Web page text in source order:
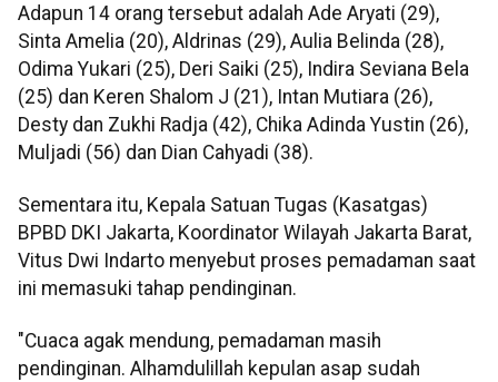
Adapun 14 orang tersebut adalah Ade Aryati (29),
Sinta Amelia (20), Aldrinas (29), Aulia Belinda (28),
Odima Yukari (25), Deri Saiki (25), Indira Seviana Bela
(25) dan Keren Shalom J (21), Intan Mutiara (26),
Desty dan Zukhi Radja (42), Chika Adinda Yustin (26),
Muljadi (56) dan Dian Cahyadi (38).
Sementara itu, Kepala Satuan Tugas (Kasatgas)
BPBD DKI Jakarta, Koordinator Wilayah Jakarta Barat,
Vitus Dwi Indarto menyebut proses pemadaman saat
ini memasuki tahap pendinginan.
"Cuaca agak mendung, pemadaman masih
pendinginan. Alhamdulillah kepulan asap sudah